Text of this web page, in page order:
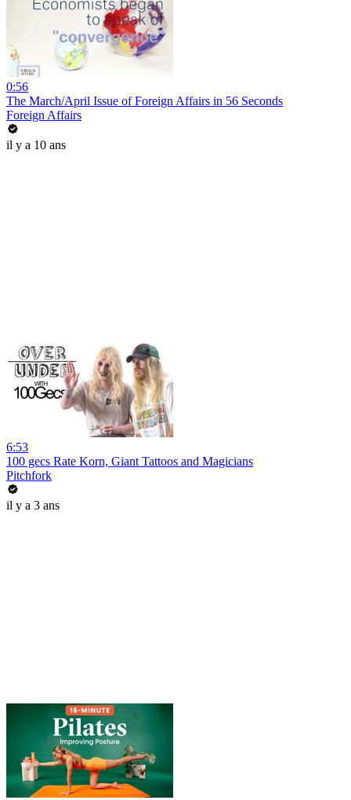
0:56
The March/April Issue of Foreign Affairs in 56 Seconds
Foreign Affairs
il y a 10 ans
6:53
100 gecs Rate Korn, Giant Tattoos and Magicians
Pitchfork
il y a 3 ans